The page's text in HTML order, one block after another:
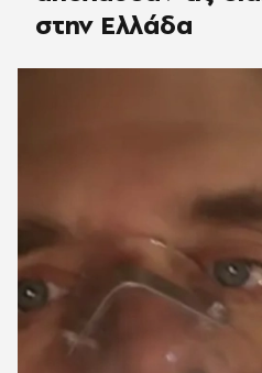
στην Ελλάδα